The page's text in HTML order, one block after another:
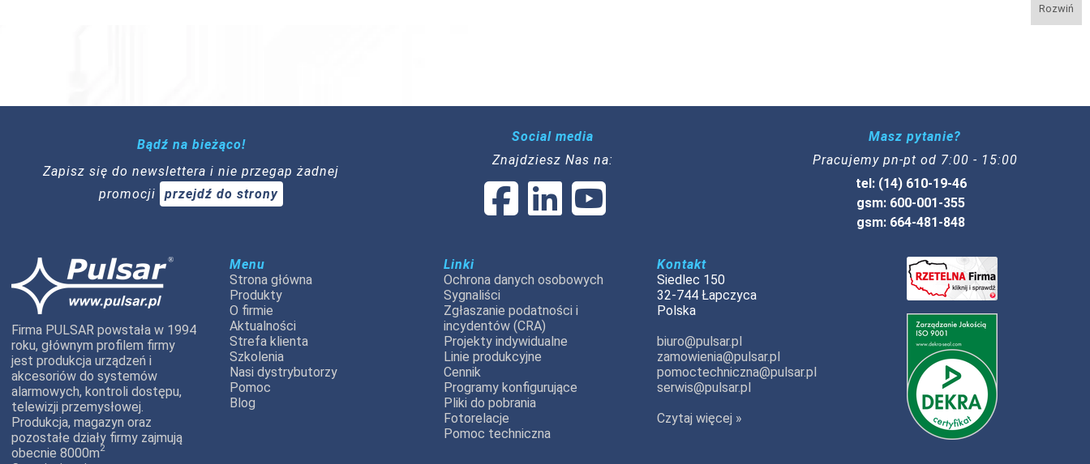
Rozwiń
Bądź na bieżąco!
Zapisz się do newslettera i nie przegap żadnej
promocji
przejdź do strony
Social media
Znajdziesz Nas na:
Masz pytanie?
Pracujemy pn-pt od 7:00 - 15:00
tel: (14) 610-19-46
gsm: 600-001-355
gsm: 664-481-848
Firma PULSAR powstała w 1994
roku, głównym profilem firmy
jest produkcja urządzeń i
akcesoriów do systemów
alarmowych, kontroli dostępu,
telewizji przemysłowej.
Produkcja, magazyn oraz
pozostałe działy firmy zajmują
obecnie 8000m2
Menu
Strona główna
Produkty
O firmie
Aktualności
Strefa klienta
Szkolenia
Nasi dystrybutorzy
Pomoc
Blog
Linki
Ochrona danych osobowych
Sygnaliści
Zgłaszanie podatności i
incydentów (CRA)
Projekty indywidualne
Linie produkcyjne
Cennik
Programy konfigurujące
Pliki do pobrania
Fotorelacje
Pomoc techniczna
Kontakt
Siedlec 150
32-744 Łapczyca
Polska
biuro@pulsar.pl
zamowienia@pulsar.pl
pomoctechniczna@pulsar.pl
serwis@pulsar.pl
Czytaj więcej »